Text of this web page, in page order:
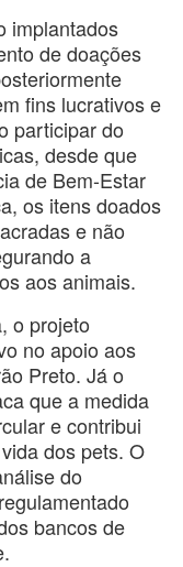
implantados
de doações
fins lucrativos e
participar do
desde que
de Bem-Estar
os itens doados
e não
a
aos animais.
o projeto
no apoio aos
Preto. Já o
que a medida
e contribui
dos pets. O
do
bancos de